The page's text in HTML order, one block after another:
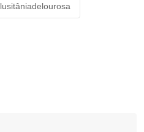
lusitâniadelourosa